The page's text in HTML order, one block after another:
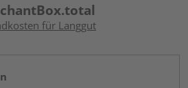
für Langgut